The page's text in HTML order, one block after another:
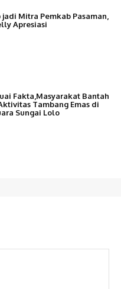
jadi Mitra Pemkab Pasaman,
Apresiasi
Fakta,Masyarakat Bantah
Tambang Emas di
Sungai Lolo